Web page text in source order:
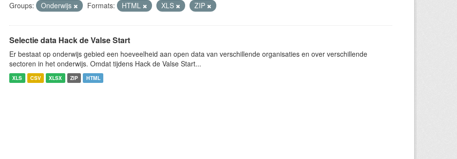
Groups: Onderwijs Formats: HTML XLS ZIP
Selectie data Hack de Valse Start
Er bestaat op onderwijs gebied een hoeveelheid aan open data van verschillende organisaties en over verschillende
sectoren in het onderwijs. Omdat tijdens Hack de Valse Start...
XLS CSV XLSX ZIP HTML